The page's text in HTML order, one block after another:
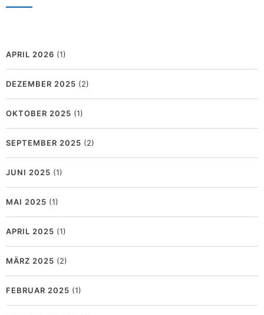
APRIL 2026 (1)
DEZEMBER 2025 (2)
OKTOBER 2025 (1)
SEPTEMBER 2025 (2)
JUNI 2025 (1)
MAI 2025 (1)
APRIL 2025 (1)
MÄRZ 2025 (2)
FEBRUAR 2025 (1)